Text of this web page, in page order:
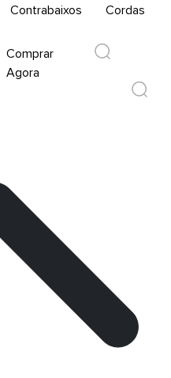
Contrabaixos Cordas
Comprar
Agora